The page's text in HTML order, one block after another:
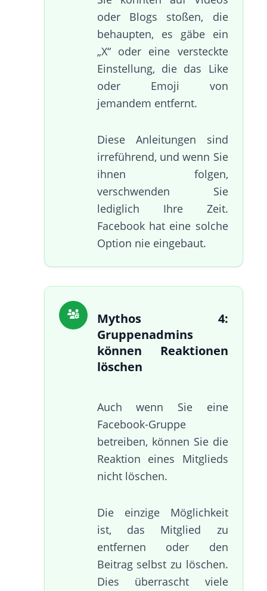
oder Blogs stoßen, die
behaupten, es gäbe ein
„X“ oder eine versteckte
Einstellung, die das Like
oder Emoji von
jemandem entfernt.
Diese Anleitungen sind
irreführend, und wenn Sie
ihnen folgen,
verschwenden Sie
lediglich Ihre Zeit.
Facebook hat eine solche
Option nie eingebaut.
Mythos 4:
Gruppenadmins
können Reaktionen
löschen
Auch wenn Sie eine
Facebook-Gruppe
betreiben, können Sie die
Reaktion eines Mitglieds
nicht löschen.
Die einzige Möglichkeit
ist, das Mitglied zu
entfernen oder den
Beitrag selbst zu löschen.
Dies überrascht viele